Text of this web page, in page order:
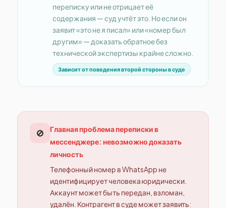
переписку или не отрицает её
содержания — суд учтёт это. Но если он
заявит «это не я писал» или «номер был
другим» — доказать обратное без
технической экспертизы крайне сложно.
Зависит от поведения второй стороны в суде
🚫
Главная проблема переписки в
мессенджере: невозможно доказать
личность
Телефонный номер в WhatsApp не
идентифицирует человека юридически.
Аккаунт может быть передан, взломан,
удалён. Контрагент в суде может заявить: